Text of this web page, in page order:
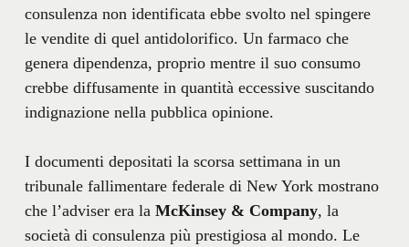
consulenza non identificata ebbe svolto nel spingere
le vendite di quel antidolorifico. Un farmaco che
genera dipendenza, proprio mentre il suo consumo
crebbe diffusamente in quantità eccessive suscitando
indignazione nella pubblica opinione.
I documenti depositati la scorsa settimana in un
tribunale fallimentare federale di New York mostrano
che l’adviser era la McKinsey & Company, la
società di consulenza più prestigiosa al mondo. Le